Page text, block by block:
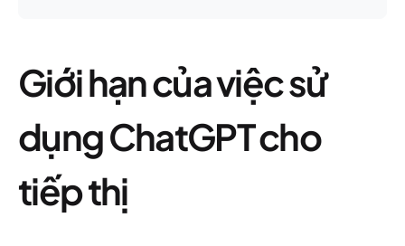
Giới hạn của việc sử
dụng ChatGPT cho
tiếp thị